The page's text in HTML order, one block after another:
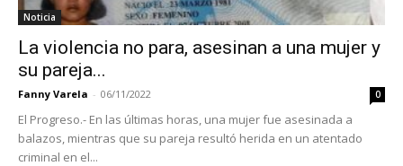
Noticia
La violencia no para, asesinan a una mujer y
su pareja...
Fanny Varela - 06/11/2022 0
El Progreso.- En las últimas horas, una mujer fue asesinada a
balazos, mientras que su pareja resultó herida en un atentado
criminal en el...